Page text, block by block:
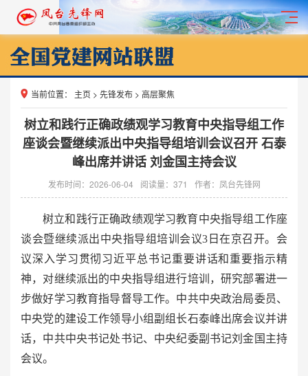
当前位置： 主页 > 先锋发布 > 高层聚焦
树立和践行正确政绩观学习教育中央指导组工作
座谈会暨继续派出中央指导组培训会议召开 石泰
峰出席并讲话 刘金国主持会议
发布时间：2026-06-04 阅读量： 371 作者：凤台先锋网
树立和践行正确政绩观学习教育中央指导组工作座
谈会暨继续派出中央指导组培训会议3日在京召开。会
议深入学习贯彻习近平总书记重要讲话和重要指示精
神，对继续派出的中央指导组进行培训，研究部署进一
步做好学习教育指导督导工作。中共中央政治局委员、
中央党的建设工作领导小组副组长石泰峰出席会议并讲
话，中共中央书记处书记、中央纪委副书记刘金国主持
会议。